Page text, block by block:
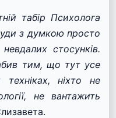
табір Психолога
з думкою просто
стосунків.
тим, що тут усе
техніках, ніхто не
не вантажить